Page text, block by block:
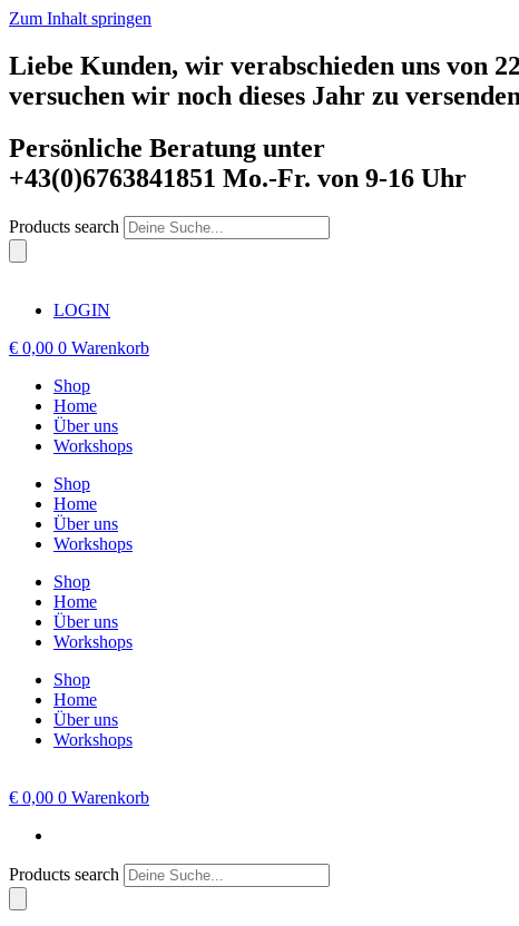
Zum Inhalt springen
Liebe Kunden, wir verabschieden uns von
versuchen wir noch dieses Jahr zu
Persönliche Beratung unter
+43(0)6763841851 Mo.-Fr. von 9-16 Uhr
Products search
LOGIN
€ 0,00 0 Warenkorb
Shop
Home
Über uns
Workshops
Shop
Home
Über uns
Workshops
Shop
Home
Über uns
Workshops
Shop
Home
Über uns
Workshops
€ 0,00 0 Warenkorb
Products search